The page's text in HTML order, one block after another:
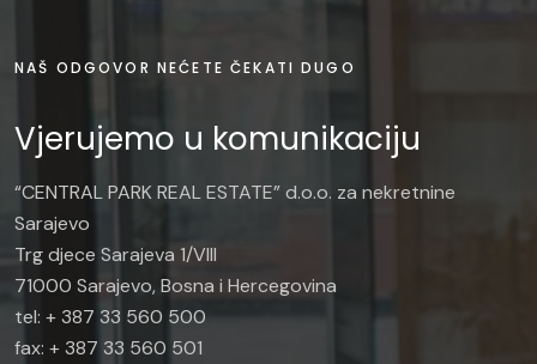
NAŠ ODGOVOR NEĆETE ČEKATI DUGO
Vjerujemo u komunikaciju
“CENTRAL PARK REAL ESTATE” d.o.o. za nekretnine
Sarajevo
Trg djece Sarajeva 1/VIII
71000 Sarajevo, Bosna i Hercegovina
tel: + 387 33 560 500
fax: + 387 33 560 501